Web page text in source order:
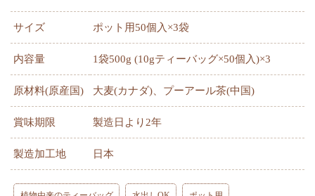
サイズ ポット用50個入×3袋
内容量 1袋500g (10gティーバッグ×50個入)×3
原材料(原産国) 大麦(カナダ)、プーアール茶(中国)
賞味期限 製造日より2年
製造加工地 日本